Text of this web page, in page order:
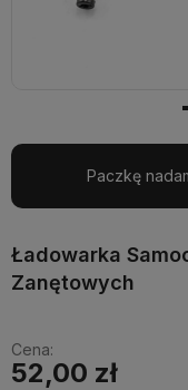
Paczkę
Ładowarka
Zanętowych
Cena:
52,00 zł